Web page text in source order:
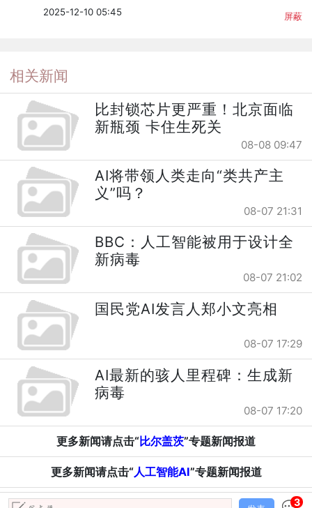
2025-12-10 05:45 屏蔽
相关新闻
比封锁芯片更严重！北京面临
新瓶颈 卡住生死关
08-08 09:47
AI将带领人类走向“类共产主
义”吗？
08-07 21:31
BBC：人工智能被用于设计全
新病毒
08-07 21:02
国民党AI发言人郑小文亮相
08-07 17:29
AI最新的骇人里程碑：生成新
病毒
08-07 17:20
更多新闻请点击“比尔盖茨”专题新闻报道
更多新闻请点击“人工智能AI”专题新闻报道
3